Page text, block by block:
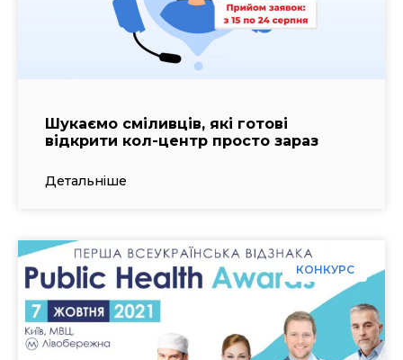
Шукаємо сміливців, які готові
відкрити кол-центр просто зараз
Детальніше
КОНКУРС